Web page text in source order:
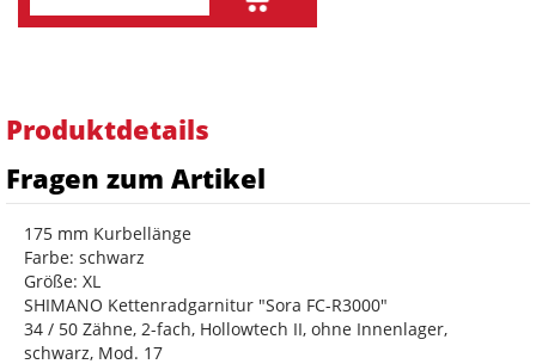
Produktdetails
Fragen zum Artikel
175 mm Kurbellänge
Farbe: schwarz
Größe: XL
SHIMANO Kettenradgarnitur "Sora FC-R3000"
34 / 50 Zähne, 2-fach, Hollowtech II, ohne Innenlager,
schwarz, Mod. 17